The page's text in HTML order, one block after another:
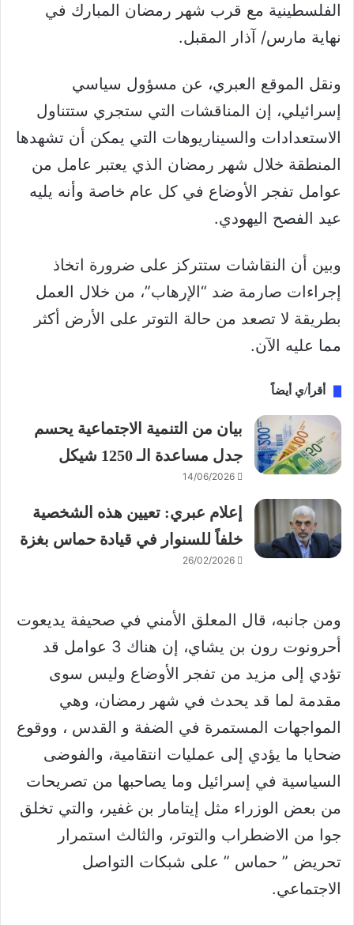
الفلسطينية مع قرب شهر رمضان المبارك في
نهاية مارس/ آذار المقبل.
ونقل الموقع العبري، عن مسؤول سياسي
إسرائيلي، إن المناقشات التي ستجري ستتناول
الاستعدادات والسيناريوهات التي يمكن أن تشهدها
المنطقة خلال شهر رمضان الذي يعتبر عامل من
عوامل تفجر الأوضاع في كل عام خاصة وأنه يليه
عيد الفصح اليهودي.
وبين أن النقاشات ستتركز على ضرورة اتخاذ
إجراءات صارمة ضد “الإرهاب”، من خلال العمل
بطريقة لا تصعد من حالة التوتر على الأرض أكثر
مما عليه الآن.
أقرأ/ي أيضاً
بيان من التنمية الاجتماعية يحسم
جدل مساعدة الـ 1250 شيكل
14/06/2026
إعلام عبري: تعيين هذه الشخصية
خلفاً للسنوار في قيادة حماس بغزة
26/02/2026
ومن جانبه، قال المعلق الأمني في صحيفة يديعوت
أحرونوت رون بن يشاي، إن هناك 3 عوامل قد
تؤدي إلى مزيد من تفجر الأوضاع وليس سوى
مقدمة لما قد يحدث في شهر رمضان، وهي
المواجهات المستمرة في الضفة و القدس ، ووقوع
ضحايا ما يؤدي إلى عمليات انتقامية، والفوضى
السياسية في إسرائيل وما يصاحبها من تصريحات
من بعض الوزراء مثل إيتامار بن غفير، والتي تخلق
جوا من الاضطراب والتوتر، والثالث استمرار
تحريض ” حماس ” على شبكات التواصل
الاجتماعي.